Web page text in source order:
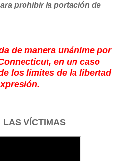
prohibir la portación de
de manera unánime por
en un caso
los límites de la libertad
LAS VÍCTIMAS